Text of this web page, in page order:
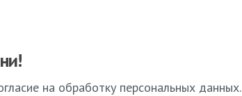
на обработку персональных данных.